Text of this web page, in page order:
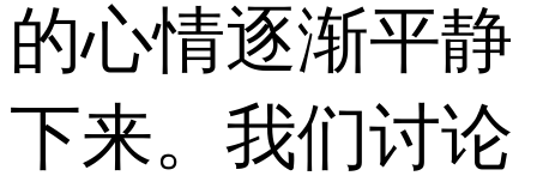
的心情逐渐平静
下来。我们讨论